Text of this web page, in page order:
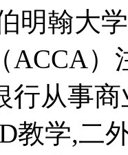
明翰大
ACCA）
行从事商
教学,二